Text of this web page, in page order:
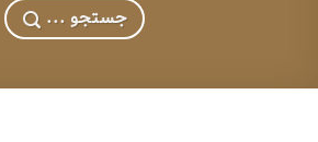
... جستجو